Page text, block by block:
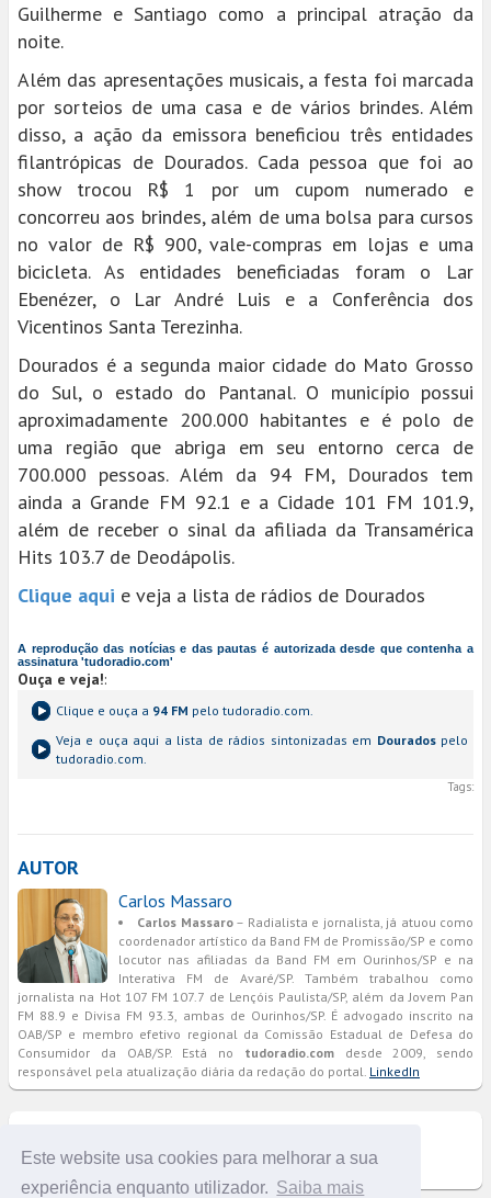
Este website usa cookies para melhorar a sua
experiência enquanto utilizador. Saiba mais
Guilherme e Santiago como a principal atração da
noite.
Além das apresentações musicais, a festa foi marcada
por sorteios de uma casa e de vários brindes. Além
disso, a ação da emissora beneficiou três entidades
filantrópicas de Dourados. Cada pessoa que foi ao
show trocou R$ 1 por um cupom numerado e
concorreu aos brindes, além de uma bolsa para cursos
no valor de R$ 900, vale-compras em lojas e uma
bicicleta. As entidades beneficiadas foram o Lar
Ebenézer, o Lar André Luis e a Conferência dos
Vicentinos Santa Terezinha.
Dourados é a segunda maior cidade do Mato Grosso
do Sul, o estado do Pantanal. O município possui
aproximadamente 200.000 habitantes e é polo de
uma região que abriga em seu entorno cerca de
700.000 pessoas. Além da 94 FM, Dourados tem
ainda a Grande FM 92.1 e a Cidade 101 FM 101.9,
além de receber o sinal da afiliada da Transamérica
Hits 103.7 de Deodápolis.
Clique aqui e veja a lista de rádios de Dourados
A reprodução das notícias e das pautas é autorizada desde que contenha a
assinatura 'tudoradio.com'
Ouça e veja!:
Clique e ouça a 94 FM pelo tudoradio.com.
Veja e ouça aqui a lista de rádios sintonizadas em Douradospelo
tudoradio.com.
Tags:
AUTOR
Carlos Massaro
Carlos Massaro– Radialista e jornalista, já atuou como
coordenador artístico da Band FM de Promissão/SP e como
locutor nas afiliadas da Band FM em Ourinhos/SP e na
Interativa FM de Avaré/SP. Também trabalhou como
jornalista na Hot 107 FM 107.7 de Lençóis Paulista/SP, além da Jovem Pan
FM 88.9 e Divisa FM 93.3, ambas de Ourinhos/SP. É advogado inscrito na
OAB/SP e membro efetivo regional da Comissão Estadual de Defesa do
Consumidor da OAB/SP. Está no tudoradio.comdesde 2009, sendo
responsável pela atualização diária da redação do portal. LinkedIn